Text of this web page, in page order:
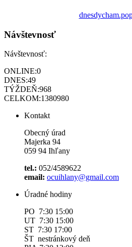
Návštevnosť
Návštevnosť:
ONLINE:0
DNES:49
TÝŽDEŇ:968
CELKOM:1380980
Kontakt
Obecný úrad
Majerka 94
059 94 Ihľany
tel.: 052/4589622
email: ocuihlany@gmail.com
Úradné hodiny
PO 7:30 15:00
UT 7:30 15:00
ST 7:30 17:00
ŠT nestránkový deň